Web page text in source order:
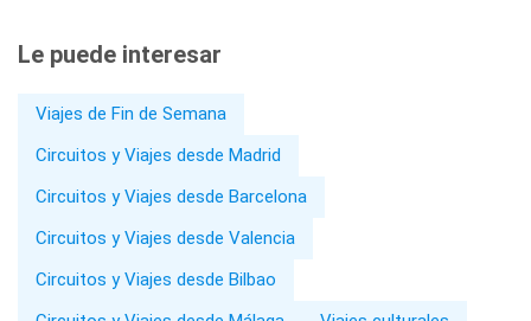
Le puede interesar
Viajes de Fin de Semana
Circuitos y Viajes desde Madrid
Circuitos y Viajes desde Barcelona
Circuitos y Viajes desde Valencia
Circuitos y Viajes desde Bilbao